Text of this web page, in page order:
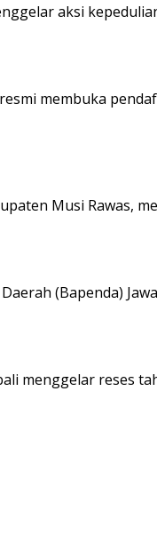
aksi
membuka
Musi Rawas,
(Bapenda)
menggelar reses